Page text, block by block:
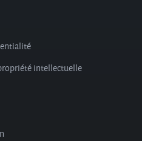
intellectuelle